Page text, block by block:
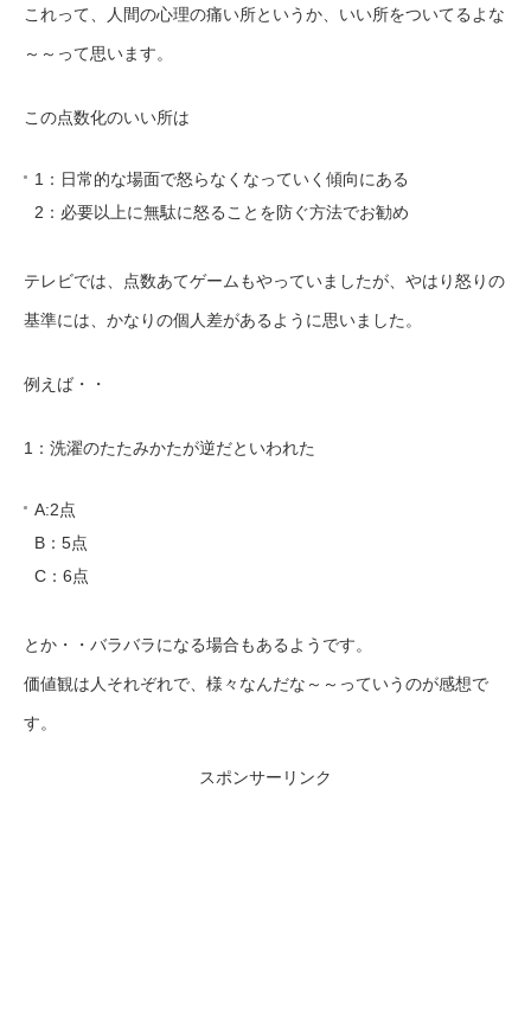
これって、人間の心理の痛い所というか、いい所をついてるよな
～～って思います。
この点数化のいい所は
1：日常的な場面で怒らなくなっていく傾向にある
2：必要以上に無駄に怒ることを防ぐ方法でお勧め
テレビでは、点数あてゲームもやっていましたが、やはり怒りの
基準には、かなりの個人差があるように思いました。
例えば・・
1：洗濯のたたみかたが逆だといわれた
A:2点
B：5点
C：6点
とか・・バラバラになる場合もあるようです。
価値観は人それぞれで、様々なんだな～～っていうのが感想で
す。
スポンサーリンク